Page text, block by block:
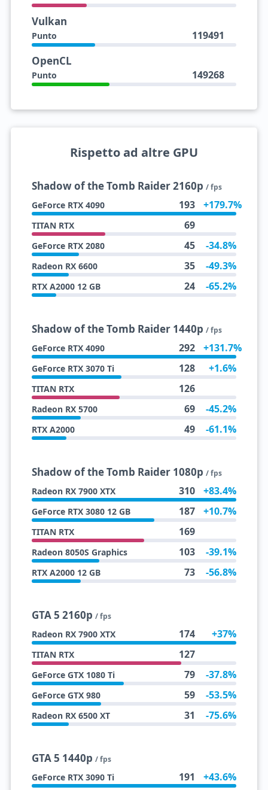
Vulkan
Punto 119491
OpenCL
Punto 149268
Rispetto ad altre GPU
Shadow of the Tomb Raider 2160p / fps
GeForce RTX 4090 193 +179.7%
TITAN RTX 69
GeForce RTX 2080 45 -34.8%
Radeon RX 6600 35 -49.3%
RTX A2000 12 GB 24 -65.2%
Shadow of the Tomb Raider 1440p / fps
GeForce RTX 4090 292 +131.7%
GeForce RTX 3070 Ti 128 +1.6%
TITAN RTX 126
Radeon RX 5700 69 -45.2%
RTX A2000 49 -61.1%
Shadow of the Tomb Raider 1080p / fps
Radeon RX 7900 XTX 310 +83.4%
GeForce RTX 3080 12 GB 187 +10.7%
TITAN RTX 169
Radeon 8050S Graphics 103 -39.1%
RTX A2000 12 GB 73 -56.8%
GTA 5 2160p / fps
Radeon RX 7900 XTX 174 +37%
TITAN RTX 127
GeForce GTX 1080 Ti 79 -37.8%
GeForce GTX 980 59 -53.5%
Radeon RX 6500 XT 31 -75.6%
GTA 5 1440p / fps
GeForce RTX 3090 Ti 191 +43.6%